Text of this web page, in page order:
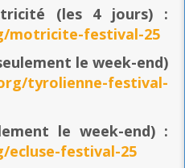
(les 4 jours) :
motricite-festival-25
le week-end)
tyrolienne-festival-
le week-end) :
festival-25